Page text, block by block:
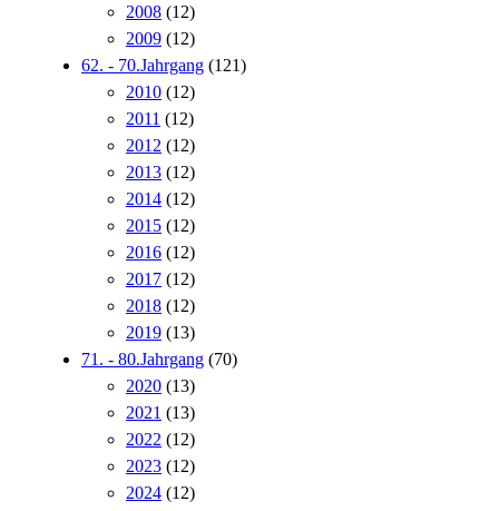
2008 (12)
2009 (12)
62. - 70.Jahrgang (121)
2010 (12)
2011 (12)
2012 (12)
2013 (12)
2014 (12)
2015 (12)
2016 (12)
2017 (12)
2018 (12)
2019 (13)
71. - 80.Jahrgang (70)
2020 (13)
2021 (13)
2022 (12)
2023 (12)
2024 (12)